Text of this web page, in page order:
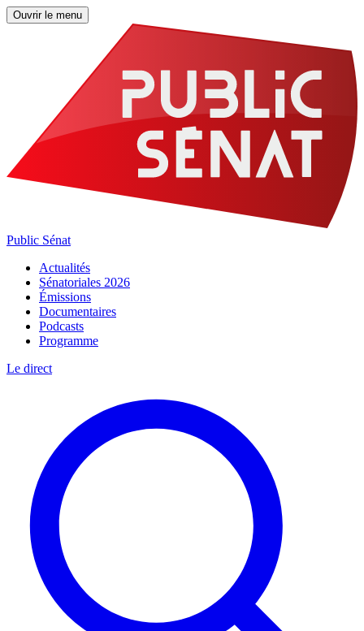
Ouvrir le menu
Public Sénat
Actualités
Sénatoriales 2026
Émissions
Documentaires
Podcasts
Programme
Le direct